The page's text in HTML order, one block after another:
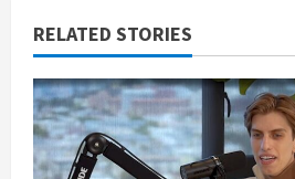
RELATED STORIES